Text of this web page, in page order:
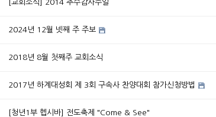
[교회소식] 2014 추수감사주일
2024년 12월 넷째 주 주보
2018년 8월 첫째주 교회소식
2017년 하계대성회 제 3회 구속사 찬양대회 참가신청방법
[청년1부 헵시바] 전도축제 "Come & See"